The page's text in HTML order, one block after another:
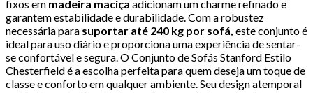
fixos em madeira maciça adicionam um charme refinado e
garantem estabilidade e durabilidade. Com a robustez
necessária para suportar até 240 kg por sofá, este conjunto é
ideal para uso diário e proporciona uma experiência de sentar-
se confortável e segura. O Conjunto de Sofás Stanford Estilo
Chesterfield é a escolha perfeita para quem deseja um toque de
classe e conforto em qualquer ambiente. Seu design atemporal